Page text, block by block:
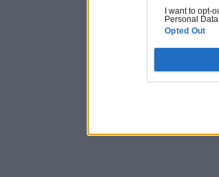
I want to opt-
Personal
Opted Out